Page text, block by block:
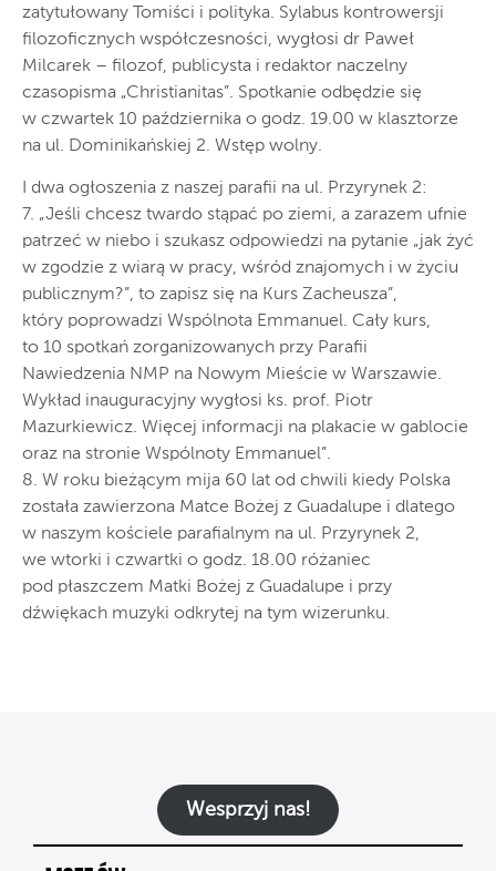
zatytułowany Tomiści i polityka. Sylabus kontrowersji
filozoficznych współczesności, wygłosi dr Paweł
Milcarek – filozof, publicysta i redaktor naczelny
czasopisma „Christianitas”. Spotkanie odbędzie się
w czwartek 10 października o godz. 19.00 w klasztorze
na ul. Dominikańskiej 2. Wstęp wolny.
I dwa ogłoszenia z naszej parafii na ul. Przyrynek 2:
7. „Jeśli chcesz twardo stąpać po ziemi, a zarazem ufnie
patrzeć w niebo i szukasz odpowiedzi na pytanie „jak żyć
w zgodzie z wiarą w pracy, wśród znajomych i w życiu
publicznym?”, to zapisz się na Kurs Zacheusza”,
który poprowadzi Wspólnota Emmanuel. Cały kurs,
to 10 spotkań zorganizowanych przy Parafii
Nawiedzenia NMP na Nowym Mieście w Warszawie.
Wykład inauguracyjny wygłosi ks. prof. Piotr
Mazurkiewicz. Więcej informacji na plakacie w gablocie
oraz na stronie Wspólnoty Emmanuel”.
8. W roku bieżącym mija 60 lat od chwili kiedy Polska
została zawierzona Matce Bożej z Guadalupe i dlatego
w naszym kościele parafialnym na ul. Przyrynek 2,
we wtorki i czwartki o godz. 18.00 różaniec
pod płaszczem Matki Bożej z Guadalupe i przy
dźwiękach muzyki odkrytej na tym wizerunku.
Wesprzyj nas!